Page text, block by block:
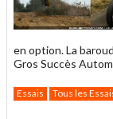
en option. La
Gros Succès
Essais Tous les